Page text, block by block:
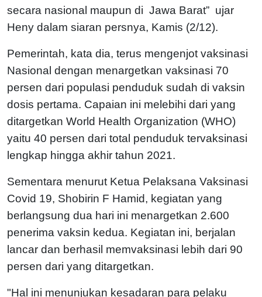
secara nasional maupun di Jawa Barat” ujar
Heny dalam siaran persnya, Kamis (2/12).
Pemerintah, kata dia, terus mengenjot vaksinasi
Nasional dengan menargetkan vaksinasi 70
persen dari populasi penduduk sudah di vaksin
dosis pertama. Capaian ini melebihi dari yang
ditargetkan World Health Organization (WHO)
yaitu 40 persen dari total penduduk tervaksinasi
lengkap hingga akhir tahun 2021.
Sementara menurut Ketua Pelaksana Vaksinasi
Covid 19, Shobirin F Hamid, kegiatan yang
berlangsung dua hari ini menargetkan 2.600
penerima vaksin kedua. Kegiatan ini, berjalan
lancar dan berhasil memvaksinasi lebih dari 90
persen dari yang ditargetkan.
"Hal ini menunjukan kesadaran para pelaku